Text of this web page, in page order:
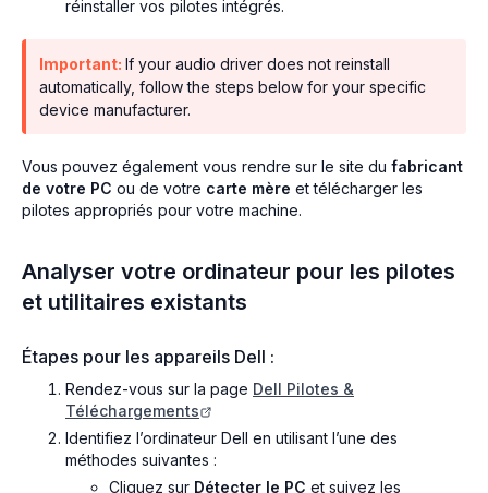
réinstaller vos pilotes intégrés.
Important: If your audio driver does not reinstall
automatically, follow the steps below for your specific
device manufacturer.
Vous pouvez également vous rendre sur le site du fabricant
de votre PC ou de votre carte mère et télécharger les
pilotes appropriés pour votre machine.
Analyser votre ordinateur pour les pilotes
et utilitaires existants
Étapes pour les appareils Dell :
Rendez-vous sur la page Dell Pilotes &
Téléchargements
Identifiez l’ordinateur Dell en utilisant l’une des
méthodes suivantes :
Cliquez sur Détecter le PC et suivez les